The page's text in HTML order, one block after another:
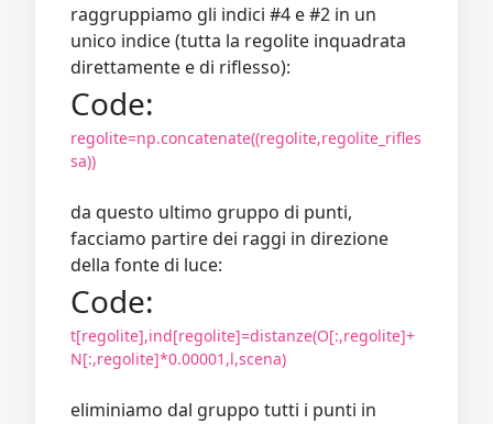
raggruppiamo gli indici #4 e #2 in un
unico indice (tutta la regolite inquadrata
direttamente e di riflesso):
Code:
regolite=np.concatenate((regolite,regolite_rifles
sa))
da questo ultimo gruppo di punti,
facciamo partire dei raggi in direzione
della fonte di luce:
Code:
t[regolite],ind[regolite]=distanze(O[:,regolite]+
N[:,regolite]*0.00001,l,scena)
eliminiamo dal gruppo tutti i punti in